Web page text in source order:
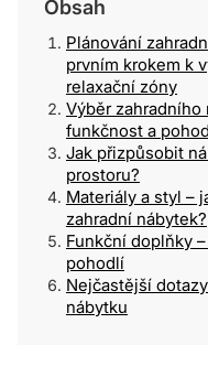
Obsah
Plánování
prvním krokem k
relaxační zóny
Výběr zahradního
funkčnost a
Jak přizpůsobit
prostoru?
Materiály a styl –
zahradní nábytek?
Funkční doplňky
pohodlí
Nejčastější
nábytku